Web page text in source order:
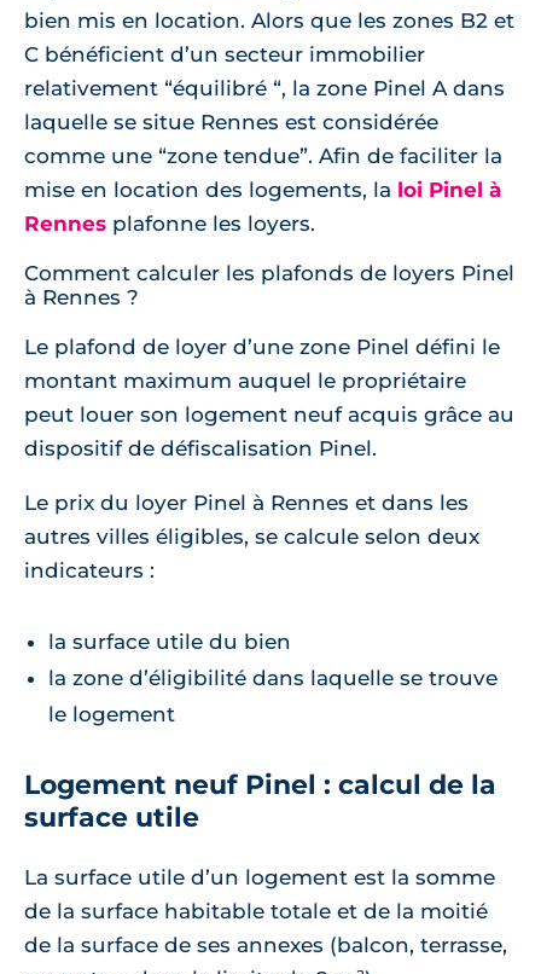
bien mis en location. Alors que les zones B2 et
C bénéficient d’un secteur immobilier
relativement “équilibré “, la zone Pinel A dans
laquelle se situe Rennes est considérée
comme une “zone tendue”. Afin de faciliter la
mise en location des logements, la loi Pinel à
Rennes plafonne les loyers.
Comment calculer les plafonds de loyers Pinel
à Rennes ?
Le plafond de loyer d’une zone Pinel défini le
montant maximum auquel le propriétaire
peut louer son logement neuf acquis grâce au
dispositif de défiscalisation Pinel.
Le prix du loyer Pinel à Rennes et dans les
autres villes éligibles, se calcule selon deux
indicateurs :
la surface utile du bien
la zone d’éligibilité dans laquelle se trouve
le logement
Logement neuf Pinel : calcul de la
surface utile
La surface utile d’un logement est la somme
de la surface habitable totale et de la moitié
de la surface de ses annexes (balcon, terrasse,